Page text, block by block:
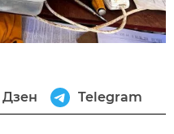
Дзен Telegram